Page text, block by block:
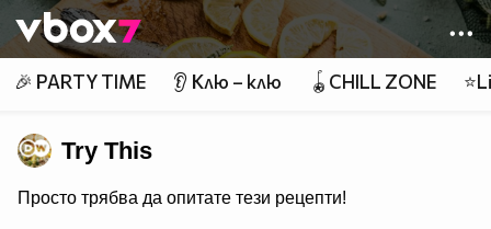
👾
🎉 PARTY TIME 👂 Клю – клю 🪀CHILL ZONE
Try This
Просто трябва да опитате тези рецепти!